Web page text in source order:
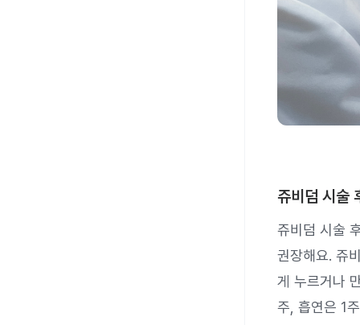
쥬비덤 시술
쥬비덤 시술
권장해요. 쥬
게 누르거나
주, 흡연은 1